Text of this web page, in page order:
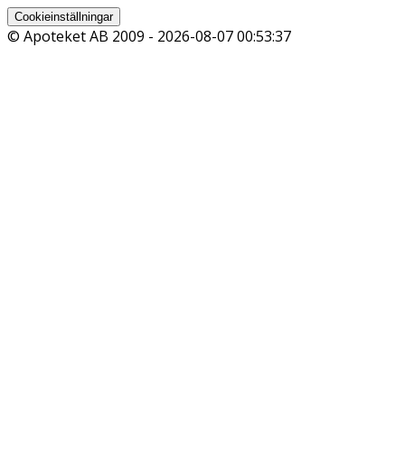
Cookieinställningar
© Apoteket AB 2009 - 2026-08-07 00:53:37